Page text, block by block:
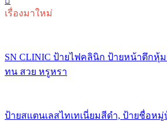
เรื่องมาใหม่
SN CLINIC ป้ายไฟคลินิก ป้ายหน้าตึกหุ้
ทน สวย หรูหรา
ป้ายสแตนเลสไทเทเนี่ยมสีดำ, ป้ายชื่อหมู่